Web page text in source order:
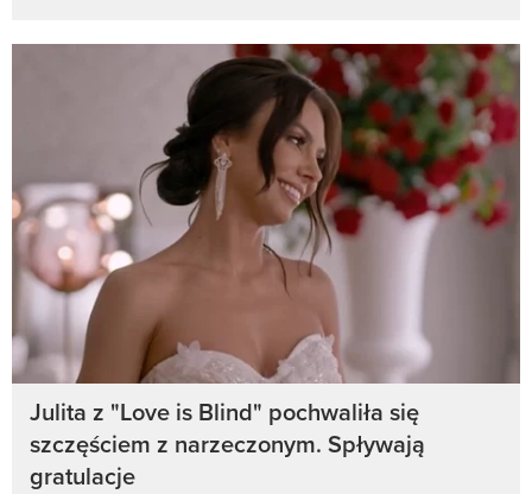
Julita z "Love is Blind" pochwaliła się
szczęściem z narzeczonym. Spływają
gratulacje